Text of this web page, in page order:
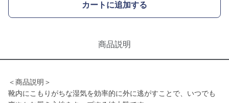
カートに追加する
商品説明
＜商品説明＞
靴内にこもりがちな湿気を効率的に外に逃がすことで、いつでも